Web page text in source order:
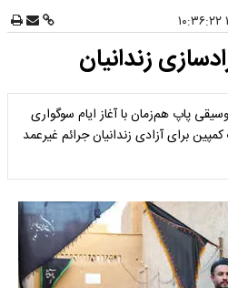
زندانیان
پاپ هم‌زمان با آغاز ایام سوگواری
برای آزادی زندانیان جرائم غیرعمد